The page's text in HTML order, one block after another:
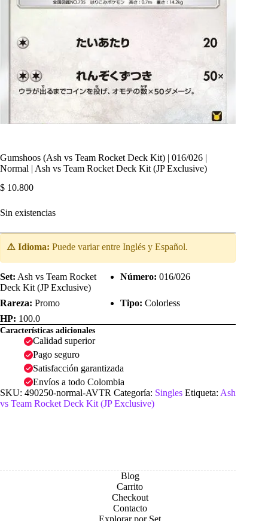
Gumshoos (Ash vs Team Rocket Deck Kit) | 016/026 |
Normal | Ash vs Team Rocket Deck Kit (JP Exclusive)
$ 10.800
Sin existencias
⚠️ Idioma: Puede variar entre Inglés y Español.
Set: Ash vs Team Rocket
Deck Kit (JP Exclusive)
Número: 016/026
Rareza: Promo Tipo: Colorless
HP: 100.0
Características adicionales
Calidad superior
Pago seguro
Satisfacción garantizada
Envíos a todo Colombia
SKU: 490250-normal-AVTR Categoría: Singles Etiqueta: Ash
vs Team Rocket Deck Kit (JP Exclusive)
Blog
Carrito
Checkout
Contacto
Explorar por Set